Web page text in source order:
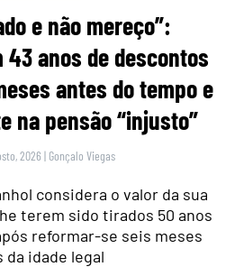
e não mereço”:
anos de descontos
antes do tempo e
na pensão “injusto”
2026 | Gonçalo Viegas
considera o valor da sua
terem sido tirados 50 anos
reformar-se seis meses
da idade legal